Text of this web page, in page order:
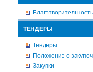
Благотворительность
ТЕНДЕРЫ
Тендеры
Положение о
Закупки